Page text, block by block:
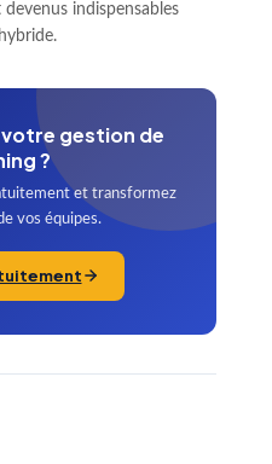
indispensables
gestion de
?
et transformez
vos équipes.